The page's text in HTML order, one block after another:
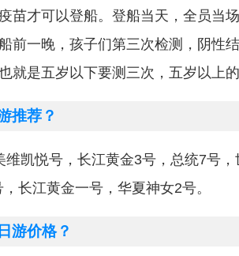
苗才可以登船。登船当天，全员当
前一晚，孩子们第三次检测，阴性
就是五岁以下要测三次，五岁以上
推荐？
维凯悦号，长江黄金3号，总统7号
长江黄金一号，华夏神女2号。
游价格？